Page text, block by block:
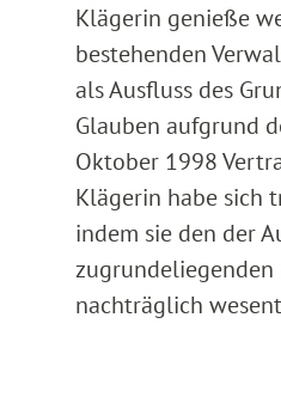
Klägerin genieße
bestehenden
als Ausfluss des
Glauben aufgrund
Oktober 1998
Klägerin habe sich
indem sie den der
nachträglich